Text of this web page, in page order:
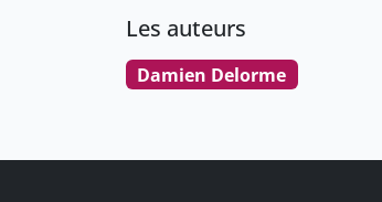
Les auteurs
Damien Delorme